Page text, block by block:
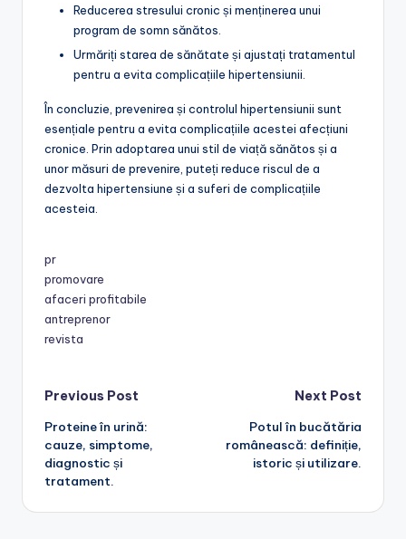
Reducerea stresului cronic și menținerea unui
program de somn sănătos.
Urmăriți starea de sănătate și ajustați tratamentul
pentru a evita complicațiile hipertensiunii.
În concluzie, prevenirea și controlul hipertensiunii sunt
esențiale pentru a evita complicațiile acestei afecțiuni
cronice. Prin adoptarea unui stil de viață sănătos și a
unor măsuri de prevenire, puteți reduce riscul de a
dezvolta hipertensiune și a suferi de complicațiile
acesteia.
pr
promovare
afaceri profitabile
antreprenor
revista
Post
navigation
Previous Post
Proteine în urină:
cauze, simptome,
diagnostic și
tratament.
Next Post
Potul în bucătăria
românească: definiție,
istoric și utilizare.